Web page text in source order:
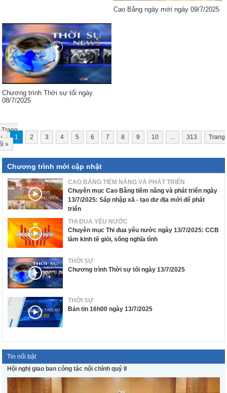
Cao Bằng ngày mới ngày 09/7/2025
Chương trình Thời sự tối ngày
08/7/2025
Trang
1 2 3 4 5 6 7 8 9 10 313
Trang
»
Chương trình mới cập nhật
CAO BẰNG TIỀM NĂNG VÀ PHÁT TRIỂN
Chuyên mục Cao Bằng tiềm năng và phát triển ngày
13/7/2025: Sáp nhập xã - tạo dư địa mới để phát
triển
THI ĐUA YÊU NƯỚC
Chuyên mục Thi đua yêu nước ngày 13/7/2025: CCB
làm kinh tế giỏi, sống nghĩa tình
THỜI SỰ
Chương trình Thời sự tối ngày 13/7/2025
THỜI SỰ
Bản tin 16h00 ngày 13/7/2025
Tin nổi bật
Hội nghị giao ban công tác nội chính quý II